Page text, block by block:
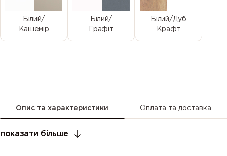
Білий/
Кашемір
Білий/
Графіт
Білий/Дуб
Крафт
Опис та характеристики Оплата та доставка
показати більше